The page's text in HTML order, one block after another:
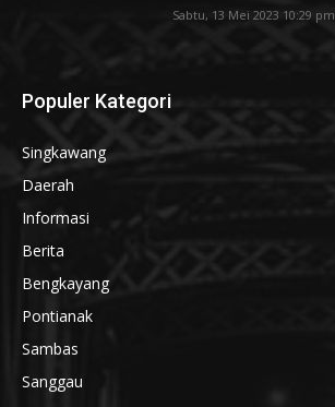
Sabtu, 13 Mei 2023 10:29 pm
Populer Kategori
Singkawang
Daerah
Informasi
Berita
Bengkayang
Pontianak
Sambas
Sanggau